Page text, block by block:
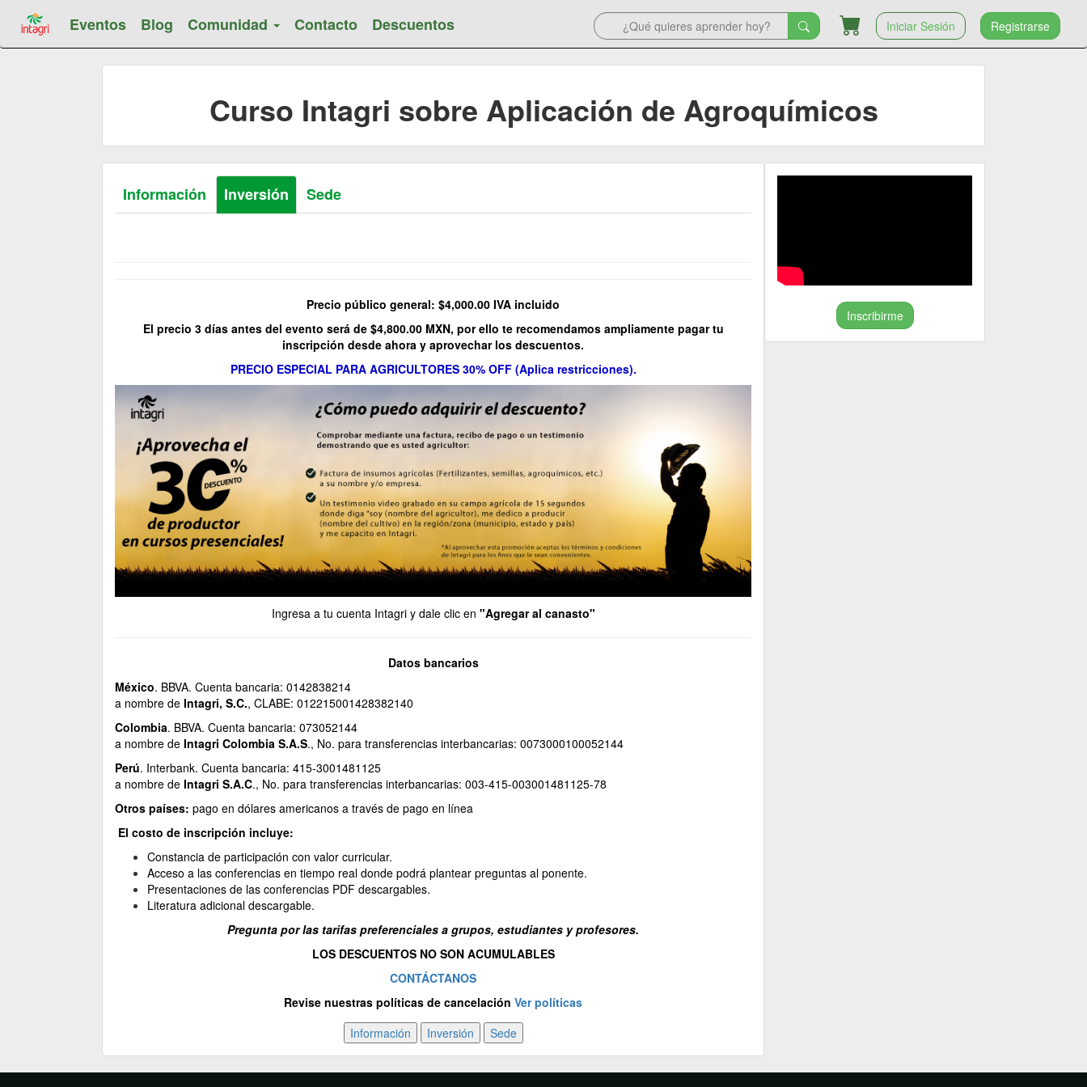
Eventos Blog Comunidad Contacto Descuentos Iniciar Sesión Registrarse
Curso Intagri sobre Aplicación de Agroquímicos
Inscribirme
Información Inversión Sede
Precio público general: $4,000.00 IVA incluido
El precio 3 días antes del evento será de $4,800.00 MXN, por ello te recomendamos ampliamente pagar tu
inscripción desde ahora y aprovechar los descuentos.
PRECIO ESPECIAL PARA AGRICULTORES 30% OFF (Aplica restricciones).
Ingresa a tu cuenta Intagri y dale clic en "Agregar al canasto"
Datos bancarios
México. BBVA. Cuenta bancaria: 0142838214
a nombre de Intagri, S.C., CLABE: 012215001428382140
Colombia. BBVA. Cuenta bancaria: 073052144
a nombre de Intagri Colombia S.A.S., No. para transferencias interbancarias: 0073000100052144
Perú. Interbank. Cuenta bancaria: 415-3001481125
a nombre de Intagri S.A.C., No. para transferencias interbancarias: 003-415-003001481125-78
Otros países: pago en dólares americanos a través de pago en línea
El costo de inscripción incluye:
Constancia de participación con valor curricular.
Acceso a las conferencias en tiempo real donde podrá plantear preguntas al ponente.
Presentaciones de las conferencias PDF descargables.
Literatura adicional descargable.
Pregunta por las tarifas preferenciales a grupos, estudiantes y profesores.
LOS DESCUENTOS NO SON ACUMULABLES
CONTÁCTANOS
Revise nuestras políticas de cancelación Ver políticas